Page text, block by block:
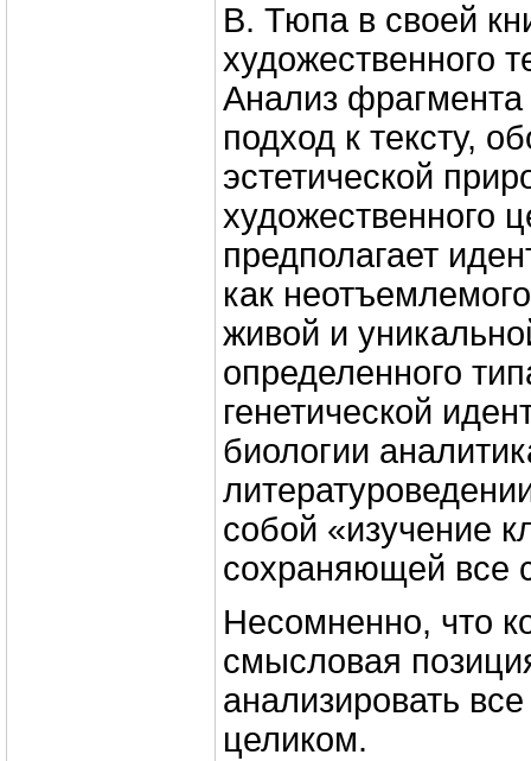
В. Тюпа в своей
художественного
Анализ
подход к тексту,
эстетической
художественного
предполагает
как
живой и
определенного
генетической
биологии
собой «изучение
сохраняющей все
Несомненно, что
смысловая
анализировать
целиком.